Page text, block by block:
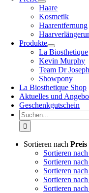
Haare
Kosmetik
Haarentfernung
Produkte
La Biosthetique
Kevin Murphy
Team Dr Joseph
Showpony
La Biosthetique Shop
Aktuelles und
Geschenkgutschein
Suche
nach:
Sortieren nach Preis
Sortieren nach
Sortieren nach
Sortieren nach
Sortieren nach
Sortieren nach